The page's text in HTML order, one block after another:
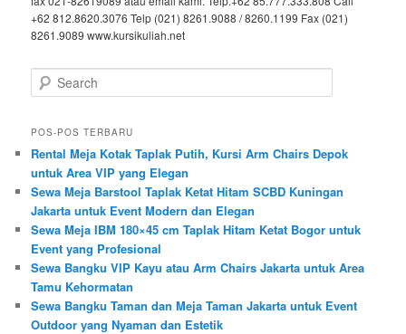
+62 812.8620.3076 Telp (021) 8261.9088 / 8260.1199 Fax (021)
8261.9089 www.kursikuliah.net
Search
POS-POS TERBARU
Rental Meja Kotak Taplak Putih, Kursi Arm Chairs Depok
untuk Area VIP yang Elegan
Sewa Meja Barstool Taplak Ketat Hitam SCBD Kuningan
Jakarta untuk Event Modern dan Elegan
Sewa Meja IBM 180×45 cm Taplak Hitam Ketat Bogor untuk
Event yang Profesional
Sewa Bangku VIP Kayu atau Arm Chairs Jakarta untuk Area
Tamu Kehormatan
Sewa Bangku Taman dan Meja Taman Jakarta untuk Event
Outdoor yang Nyaman dan Estetik